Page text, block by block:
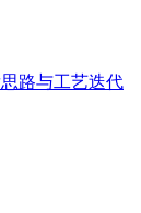
路与工艺迭代